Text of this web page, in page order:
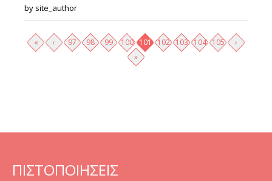
by site_author
Σελίδες
« ‹ 97 98 99 100 101 102 103 104 105
›
»
ΠΙΣΤΟΠΟΙΗΣΕΙΣ